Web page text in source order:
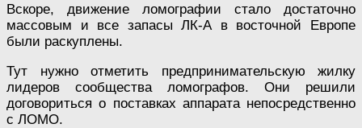
Вскоре, движение ломографии стало достаточно
массовым и все запасы ЛК-А в восточной Европе
были раскуплены.
Тут нужно отметить предпринимательскую жилку
лидеров сообщества ломографов. Они решили
договориться о поставках аппарата непосредственно
с ЛОМО.